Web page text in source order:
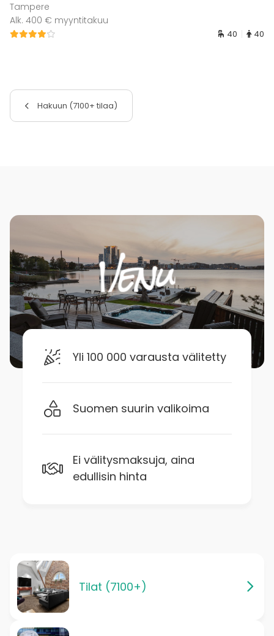
Tampere
Alk. 400 € myyntitakuu
40 40
Hakuun (7100+ tilaa)
Yli 100 000 varausta välitetty
Suomen suurin valikoima
Ei välitysmaksuja, aina
edullisin hinta
Tilat (7100+)